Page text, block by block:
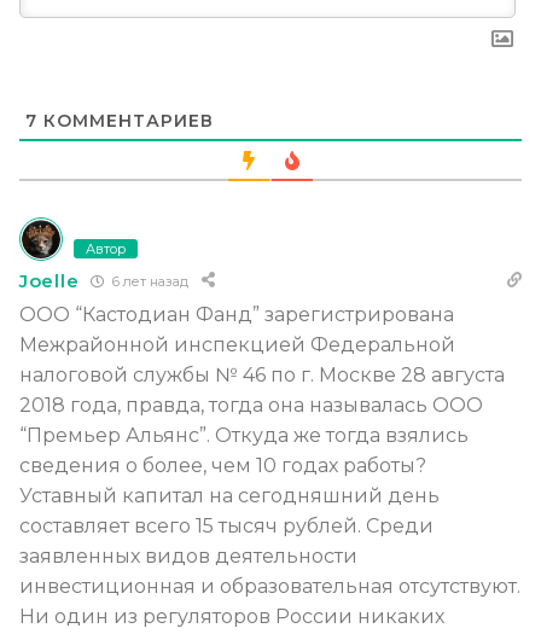
7 КОММЕНТАРИЕВ
Автор
Joelle 6 лет назад
ООО “Кастодиан Фанд” зарегистрирована
Межрайонной инспекцией Федеральной
налоговой службы № 46 по г. Москве 28 августа
2018 года, правда, тогда она называлась ООО
“Премьер Альянс”. Откуда же тогда взялись
сведения о более, чем 10 годах работы?
Уставный капитал на сегодняшний день
составляет всего 15 тысяч рублей. Среди
заявленных видов деятельности
инвестиционная и образовательная отсутствуют.
Ни один из регуляторов России никаких